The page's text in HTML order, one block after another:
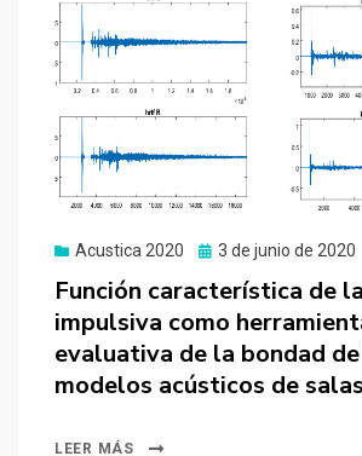
Acustica 2020
Publicado
3 de junio de 2020
Función característica de
impulsiva como
evaluativa de la bondad
modelos acústicos de salas
LEER MÁS